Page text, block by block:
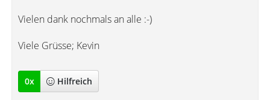
Vielen dank nochmals an alle :-)
Viele Grüsse; Kevin
0x Hilfreich